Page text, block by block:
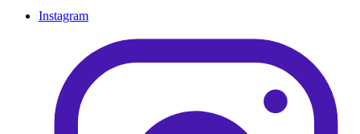
Instagram